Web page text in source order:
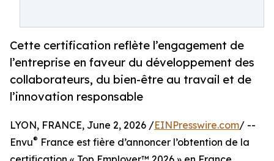
Cette certification reflète l’engagement de
l’entreprise en faveur du développement des
collaborateurs, du bien-être au travail et de
l’innovation responsable
LYON, FRANCE, June 2, 2026 /EINPresswire.com/ --
Envu® France est fière d’annoncer l’obtention de la